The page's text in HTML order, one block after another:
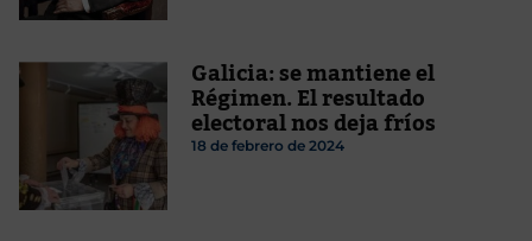
Galicia: se mantiene el
Régimen. El resultado
electoral nos deja fríos
18 de febrero de 2024